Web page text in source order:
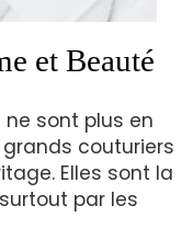
et Beauté
sont plus en
couturiers
Elles sont la
par les